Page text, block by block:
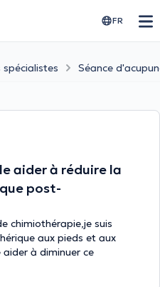
FR
Séance
aider à réduire la
post-
chimiothérapie,je suis
aux pieds et aux
à diminuer ce